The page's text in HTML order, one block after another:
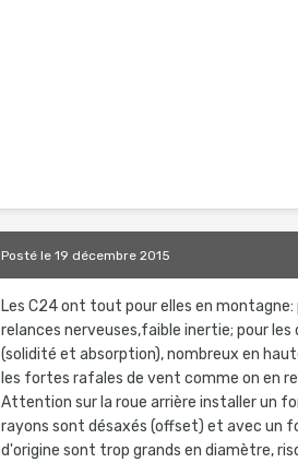
Postéle 19 décembre 2015
Les C24 ont tout pour elles en
relances nerveuses,faible inertie; pour
(solidité et absorption), nombreux en
les fortes rafales de vent comme on en
Attention sur la roue arrière installer un
rayons sont désaxés (offset) et avec un
d'origine sont trop grands en diamètre,